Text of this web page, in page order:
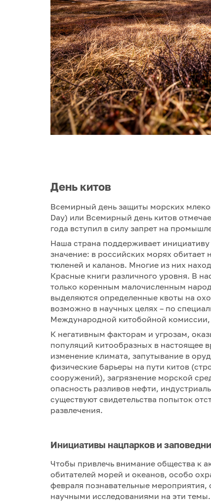
День китов
Всемирный день защиты морских
Day) или Всемирный день китов
года вступил в силу запрет на
Наша страна поддерживает
значение: в российских морях обитает
тюленей и каланов. Многие из них
Красные книги различного уровня. В
только коренным малочисленным
выделяются определенные квоты на
возможно в научных целях – по
Международной китобойной комиссии,
К негативным факторам и угрозам,
популяций китообразных в настоящее
изменение климата, запутывание в
физические барьеры на пути китов
сооружений), загрязнение морской
опасность разливов нефти,
существуют свидетельства попыток
развлечения.
Инициативы нацпарков и
Чтобы привлечь внимание общества к
обитателей морей и океанов, особо
февраля познавательные
научными исследованиями на эти темы.